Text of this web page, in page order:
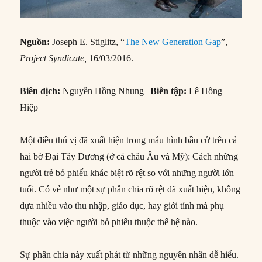
Nguồn:Joseph E. Stiglitz, “The New Generation Gap”,
Project Syndicate, 16/03/2016.
Biên dịch:Nguyễn Hồng Nhung |Biên tập:Lê Hồng
Hiệp
Một điều thú vị đã xuất hiện trong mẫu hình bầu cử trên cả
hai bờ Đại Tây Dương (ở cả châu Âu và Mỹ): Cách những
người trẻ bỏ phiếu khác biệt rõ rệt so với những người lớn
tuổi. Có vẻ như một sự phân chia rõ rệt đã xuất hiện, không
dựa nhiều vào thu nhập, giáo dục, hay giới tính mà phụ
thuộc vào việc người bỏ phiếu thuộc thế hệ nào.
Sự phân chia này xuất phát từ những nguyên nhân dễ hiểu.